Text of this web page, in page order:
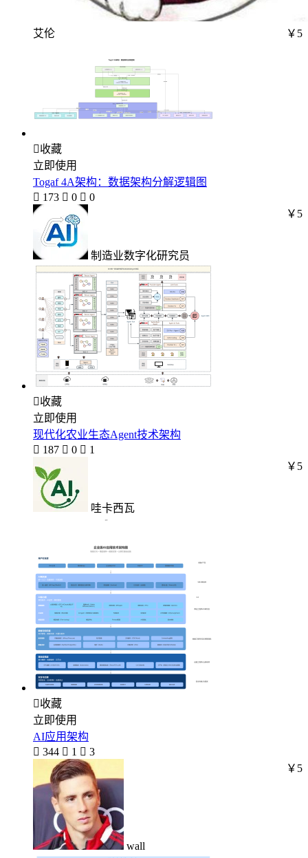
艾伦 ￥5
收藏
立即使用
Togaf 4A架构：数据架构分解逻辑图
 173  0  0
制造业数字化研究员
￥5
收藏
立即使用
现代化农业生态Agent技术架构
 187  0  1
哇卡西瓦
￥5
收藏
立即使用
AI应用架构
 344  1  3
wall
￥5